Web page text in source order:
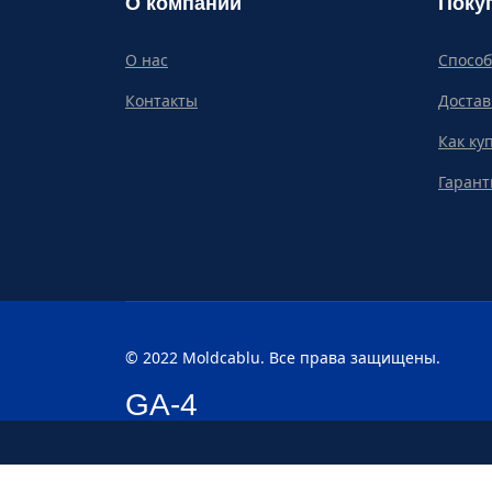
О нас
Контакты
Как
© 2022 Moldcablu. Все права защищены.
GA-4